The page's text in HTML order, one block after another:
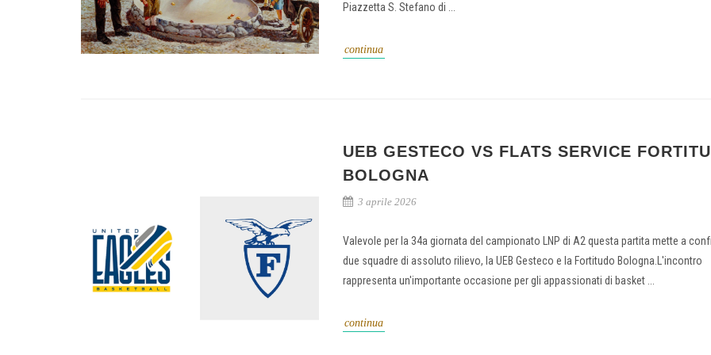
Piazzetta S. Stefano di ...
continua
UEB GESTECO VS FLATS SERVICE
BOLOGNA
3 aprile 2026
Valevole per la 34a giornata del campionato LNP di A2 questa partita mette a
due squadre di assoluto rilievo, la UEB Gesteco e la Fortitudo Bologna.L'incontro
rappresenta un'importante occasione per gli appassionati di basket ...
continua